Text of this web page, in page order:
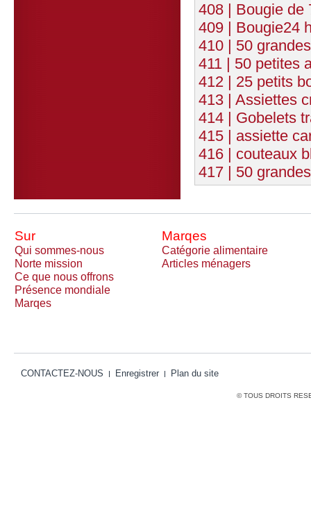
408 | Bougie de
409 | Bougie24
410 | 50
411 | 50 petites
412 | 25 petits
413 | Assiettes
414 | Gobelets
415 | assiette
416 | couteaux
417 | 50
Sur Marqes
Qui sommes-nous
Catégorie alimentaire
Norte mission
Articles ménagers
Ce que nous offrons
Présence mondiale
Marqes
CONTACTEZ-NOUS Enregistrer Plan du site
© TOUS DROITS